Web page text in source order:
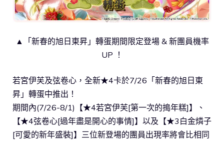
▲「新春的旭日東昇」轉蛋期間限定登場 & 新團員機率
UP ！
若宮伊芙及弦卷心，全新★4卡於7/26「新春的旭日東
昇」轉蛋中推出！
期間內(7/26-8/1)【★4若宮伊芙[第一次的搗年糕]】、
【★4弦卷心[過年盡是開心的事情]】以及【★3白金燐子
[可愛的新年盛裝]】三位新登場的團員出現率將會比相同